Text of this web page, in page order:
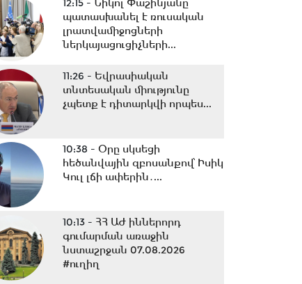
12:15 -Նիկոլ Փաշինյանը
պատասխանել է ռուսական
լրատվամիջոցների
ներկայացուցիչների...
11:26 - Եվրասիական
տնտեսական միությունը
չպետք է դիտարկվի որպես...
10:38 - Օրը սկսեցի
հեծանվային զբոսանքով՝ Իսիկ
Կուլ լճի ափերին․...
10:13 - ՀՀ ԱԺ իններորդ
գումարման առաջին
նստաշրջան 07.08.2026
#ուղիղ